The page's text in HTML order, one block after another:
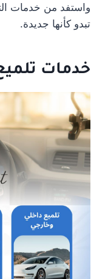
واستفد من خدمات
تبدو كأنها جديدة.
خدمات